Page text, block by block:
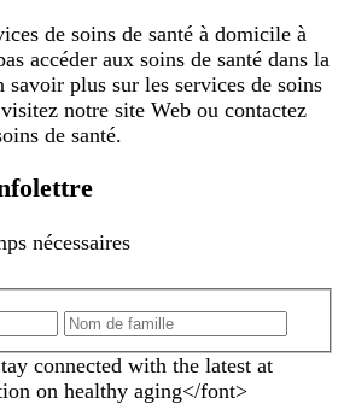
de soins de santé à domicile à
accéder aux soins de santé dans la
savoir plus sur les services de soins
notre site Web ou contactez
de santé.
nécessaires
connected with the latest at
on healthy aging</font>